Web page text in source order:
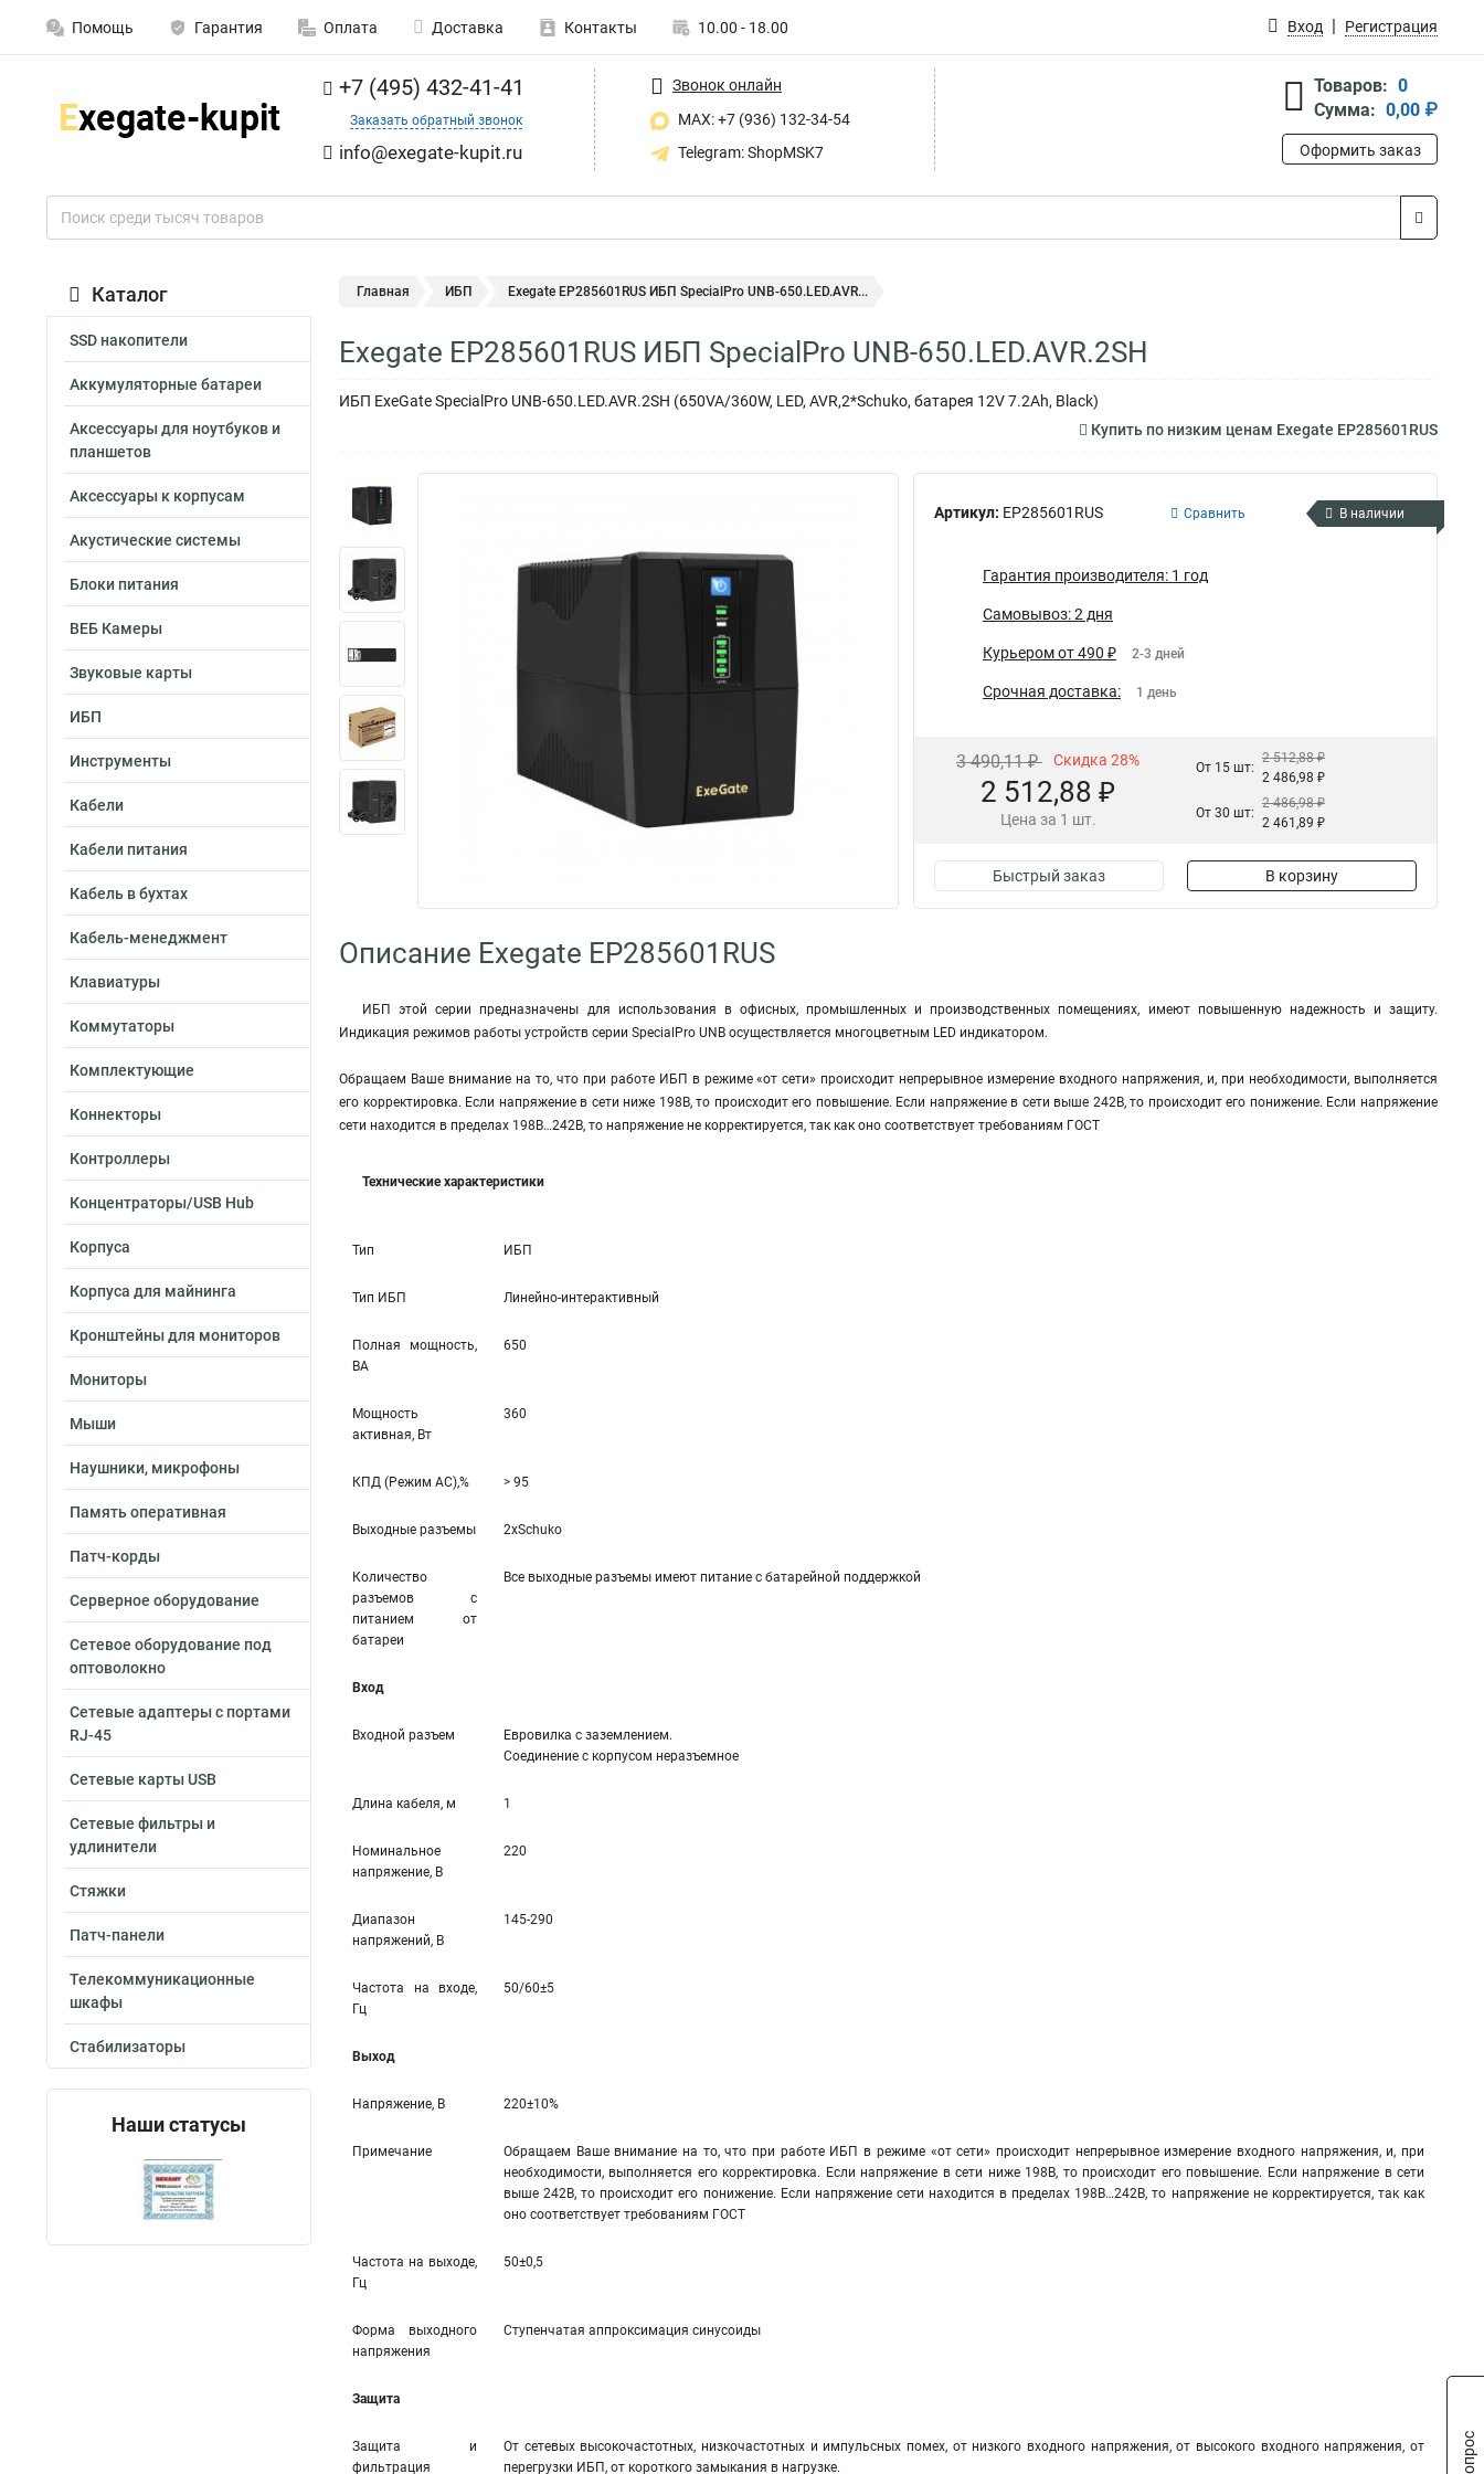
Помощь Гарантия Оплата Доставка Контакты 10.00 - 18.00 Вход Регистрация
+7 (495) 432-41-41
Заказать обратный звонок
info@exegate-kupit.ru
Звонок онлайн
MAX: +7 (936) 132-34-54
Telegram: ShopMSK7
Товаров: 0
Сумма: 0,00 ₽
Оформить заказ
Каталог
SSD накопители
Аккумуляторные батареи
Аксессуары для ноутбуков и
планшетов
Аксессуары к корпусам
Акустические системы
Блоки питания
ВЕБ Камеры
Звуковые карты
ИБП
Инструменты
Кабели
Кабели питания
Кабель в бухтах
Кабель-менеджмент
Клавиатуры
Коммутаторы
Комплектующие
Коннекторы
Контроллеры
Концентраторы/USB Hub
Корпуса
Корпуса для майнинга
Кронштейны для мониторов
Мониторы
Мыши
Наушники, микрофоны
Память оперативная
Патч-корды
Серверное оборудование
Сетевое оборудование под
оптоволокно
Сетевые адаптеры с портами
RJ-45
Сетевые карты USB
Сетевые фильтры и
удлинители
Стяжки
Патч-панели
Телекоммуникационные
шкафы
Стабилизаторы
Наши статусы
Главная ИБП Exegate EP285601RUS ИБП SpecialPro UNB-650.LED.AVR...
Exegate EP285601RUS ИБП SpecialPro UNB-650.LED.AVR.2SH
ИБП ExeGate SpecialPro UNB-650.LED.AVR.2SH (650VA/360W, LED, AVR,2*Schuko, батарея 12V 7.2Ah, Black)
Купить по низким ценам Exegate EP285601RUS
Артикул: EP285601RUS Сравнить В наличии
Гарантия производителя: 1 год
Самовывоз: 2 дня
Курьером от 490 ₽ 2-3 дней
Срочная доставка: 1 день
3 490,11 ₽ Скидка 28%
2 512,88 ₽
Цена за 1 шт.
От 15 шт:
2 512,88 ₽
2 486,98 ₽
От 30 шт:
2 486,98 ₽
2 461,89 ₽
Быстрый заказ В корзину
Описание Exegate EP285601RUS
ИБП этой серии предназначены для использования в офисных, промышленных и производственных помещениях, имеют повышенную надежность и защиту.
Индикация режимов работы устройств серии SpecialPro UNB осуществляется многоцветным LED индикатором.
Обращаем Ваше внимание на то, что при работе ИБП в режиме «от сети» происходит непрерывное измерение входного напряжения, и, при необходимости, выполняется
его корректировка. Если напряжение в сети ниже 198В, то происходит его повышение. Если напряжение в сети выше 242В, то происходит его понижение. Если напряжение
сети находится в пределах 198В…242В, то напряжение не корректируется, так как оно соответствует требованиям ГОСТ
Технические характеристики
Тип ИБП
Тип ИБП Линейно-интерактивный
Полная мощность,
ВА
650
Мощность
активная, Вт
360
КПД (Режим AC),% > 95
Выходные разъемы 2xSchuko
Количество
разъемов с
питанием от
батареи
Все выходные разъемы имеют питание с батарейной поддержкой
Вход
Входной разъем
Евровилка с заземлением.
Соединение с корпусом неразъемное
Длина кабеля, м 1
Номинальное
напряжение, В
220
Диапазон
напряжений, В
145-290
Частота на входе,
Гц
50/60±5
Выход
Напряжение, В 220±10%
Примечание
Обращаем Ваше внимание на то, что при работе ИБП в режиме «от сети» происходит непрерывное измерение входного напряжения, и, при
необходимости, выполняется его корректировка. Если напряжение в сети ниже 198В, то происходит его повышение. Если напряжение в сети
выше 242В, то происходит его понижение. Если напряжение сети находится в пределах 198В…242В, то напряжение не корректируется, так как
оно соответствует требованиям ГОСТ
Частота на выходе,
Гц
50±0,5
Форма выходного
напряжения
Ступенчатая аппроксимация синусоиды
Защита
Защита и
фильтрация
От сетевых высокочастотных, низкочастотных и импульсных помех, от низкого входного напряжения, от высокого входного напряжения, от
перегрузки ИБП, от короткого замыкания в нагрузке.